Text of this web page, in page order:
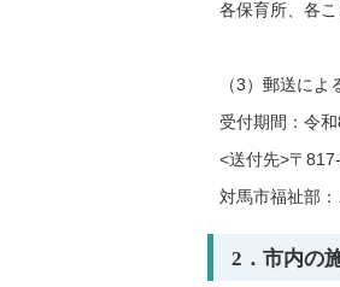
各保育所、各
（3）郵送によ
受付期間：令
<送付先>〒
対馬市福祉部
2．市内の